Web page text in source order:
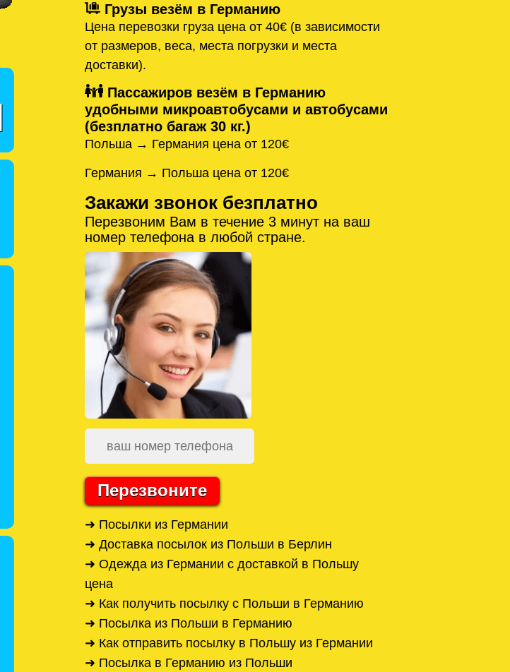
Грузы везём в Германию
Цена перевозки груза цена от 40€ (в зависимости
от размеров, веса, места погрузки и места
доставки).
Пассажиров везём в Германию
удобными микроавтобусами и автобусами
(безплатно багаж 30 кг.)
Польша → Германия цена от 120€
Германия → Польша цена от 120€
Закажи звонок безплатно
Перезвоним Вам в течение 3 минут на ваш
номер телефона в любой стране.
Перезвоните
➜ Посылки из Германии
➜ Доставка посылок из Польши в Берлин
➜ Одежда из Германии с доставкой в Польшу
цена
➜ Как получить посылку с Польши в Германию
➜ Посылка из Польши в Германию
➜ Как отправить посылку в Польшу из Германии
➜ Посылка в Германию из Польши